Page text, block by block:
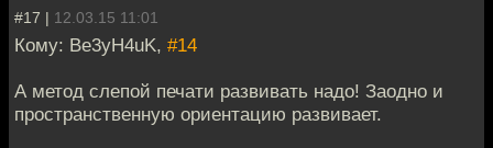
#17 | 12.03.15 11:01
Кому: Be3yH4uK, #14
А метод слепой печати развивать надо! Заодно и
пространственную ориентацию развивает.